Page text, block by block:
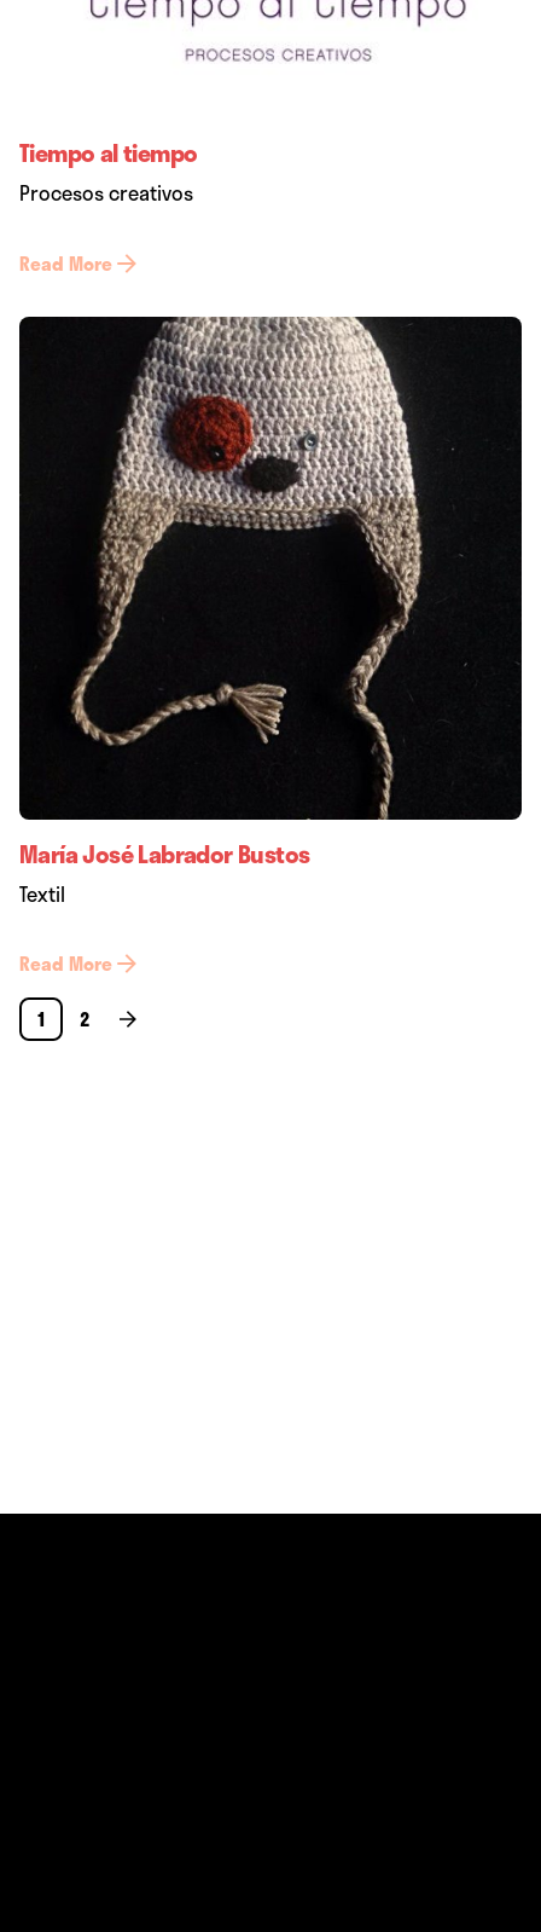
Tiempo al tiempo
Procesos creativos
Read More
María José Labrador Bustos
Textil
Read More
1
2